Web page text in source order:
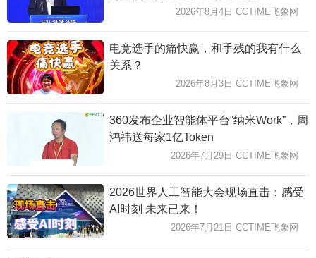
2026年8月4日 CCTIME飞象网
电竞选手的痛快赢，和手残的我有什么
关系？
2026年8月3日 CCTIME飞象网
360发布企业智能体平台“纳米Work”，周
鸿祎送每家1亿Token
2026年7月29日 CCTIME飞象网
2026世界人工智能大会现场直击：感受
AI时刻 未来已来！
2026年7月21日 CCTIME飞象网